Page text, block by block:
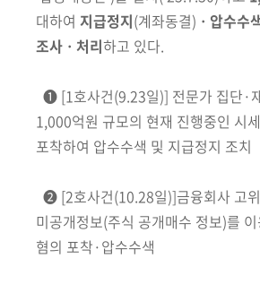
대하여 지급정지(계좌동결) ㆍ압수수
조사ㆍ처리하고 있다.
➊ [1호사건(9.23일)] 전문가 집단·
1,000억원 규모의 현재 진행중인 시
포착하여 압수수색 및 지급정지 조치
➋ [2호사건(10.28일)]금융회사 고
미공개정보(주식 공개매수 정보)를
혐의 포착·압수수색